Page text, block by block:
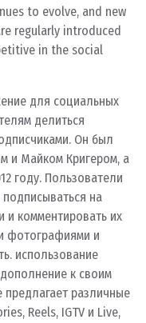
to evolve, and new
regularly introduced
in the social
для социальных
делиться
Он был
и Майком Кригером, а
году. Пользователи
на
и комментировать их
фотографиями и
использование
к своим
различные
Reels, IGTV и Live,